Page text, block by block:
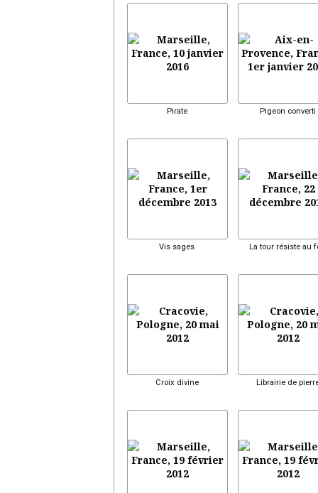
Pirate Pigeon converti
Vis sages La tour résiste au
Croix divine Librairie de